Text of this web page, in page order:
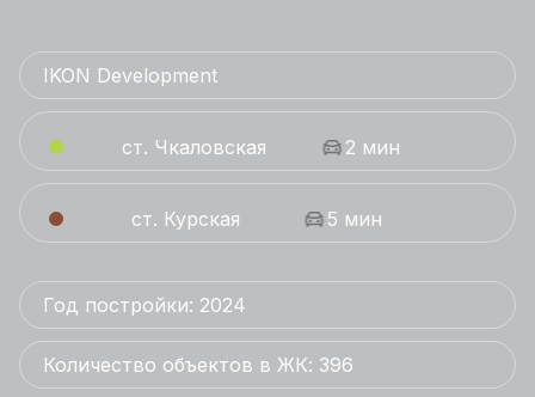
IKON Development
ст. Чкаловская 2 мин
ст. Курская 5 мин
Год постройки: 2024
Количество объектов в ЖК: 396